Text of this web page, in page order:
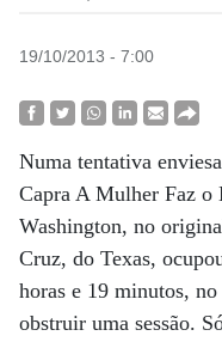
19/10/2013 - 7:00
Numa tentativa
Capra A Mulher Faz
Washington, no
Cruz, do Texas,
horas e 19 minutos,
obstruir uma sessão.